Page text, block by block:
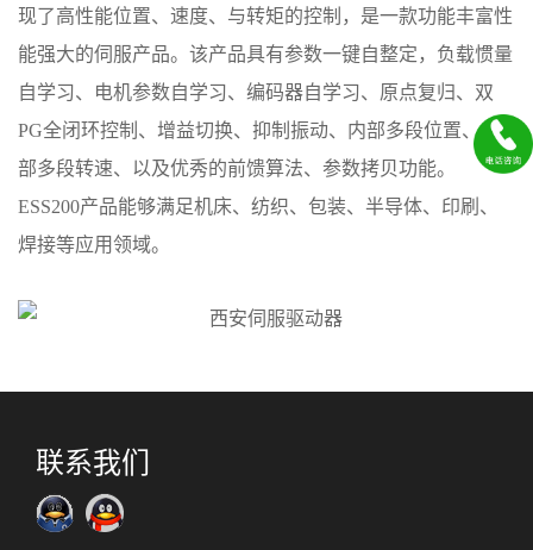
现了高性能位置、速度、与转矩的控制，是一款功能丰富性
能强大的伺服产品。该产品具有参数一键自整定，负载惯量
自学习、电机参数自学习、编码器自学习、原点复归、双
PG全闭环控制、增益切换、抑制振动、内部多段位置、内
部多段转速、以及优秀的前馈算法、参数拷贝功能。
ESS200产品能够满足机床、纺织、包装、半导体、印刷、
焊接等应用领域。
联系我们